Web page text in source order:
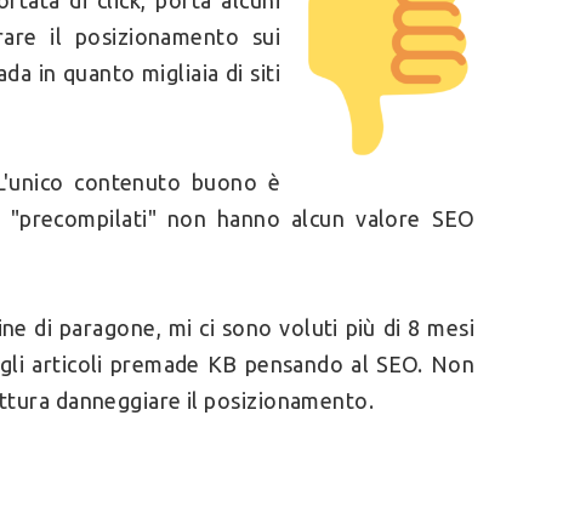
il posizionamento sui
in quanto migliaia di siti
contenuto buono è
non hanno alcun valore SEO
di paragone, mi ci sono voluti più di 8 mesi
articoli premade KB pensando al SEO. Non
danneggiare il posizionamento.